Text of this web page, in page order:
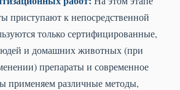
приступают к непосредственной
только сертифицированные,
и домашних животных (при
препараты и современное
применяем различные методы,